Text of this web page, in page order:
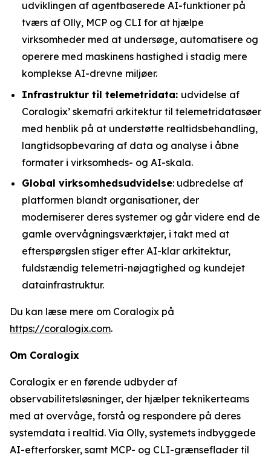
udviklingen af agentbaserede AI-funktioner på
tværs af Olly, MCP og CLI for at hjælpe
virksomheder med at undersøge, automatisere og
operere med maskinens hastighed i stadig mere
komplekse AI-drevne miljøer.
Infrastruktur til telemetridata: udvidelse af
Coralogix’ skemafri arkitektur til telemetridatasøer
med henblik på at understøtte realtidsbehandling,
langtidsopbevaring af data og analyse i åbne
formater i virksomheds- og AI-skala.
Global virksomhedsudvidelse: udbredelse af
platformen blandt organisationer, der
moderniserer deres systemer og går videre end de
gamle overvågningsværktøjer, i takt med at
efterspørgslen stiger efter AI-klar arkitektur,
fuldstændig telemetri-nøjagtighed og kundejet
datainfrastruktur.
Du kan læse mere om Coralogix på
https://coralogix.com.
Om Coralogix
Coralogix er en førende udbyder af
observabilitetsløsninger, der hjælper teknikerteams
med at overvåge, forstå og respondere på deres
systemdata i realtid. Via Olly, systemets indbyggede
AI-efterforsker, samt MCP- og CLI-grænseflader til